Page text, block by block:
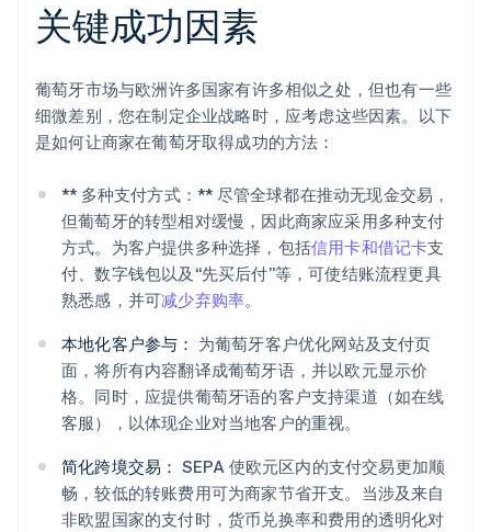
关键成功因素
葡萄牙市场与欧洲许多国家有许多相似之处，但也有一些
细微差别，您在制定企业战略时，应考虑这些因素。以下
是如何让商家在葡萄牙取得成功的方法：
** 多种支付方式：** 尽管全球都在推动无现金交易，
但葡萄牙的转型相对缓慢，因此商家应采用多种支付
方式。为客户提供多种选择，包括信用卡和借记卡支
付、数字钱包以及“先买后付”等，可使结账流程更具
熟悉感，并可减少弃购率。
本地化客户参与： 为葡萄牙客户优化网站及支付页
面，将所有内容翻译成葡萄牙语，并以欧元显示价
格。同时，应提供葡萄牙语的客户支持渠道（如在线
客服），以体现企业对当地客户的重视。
简化跨境交易： SEPA 使欧元区内的支付交易更加顺
畅，较低的转账费用可为商家节省开支。当涉及来自
非欧盟国家的支付时，货币兑换率和费用的透明化对